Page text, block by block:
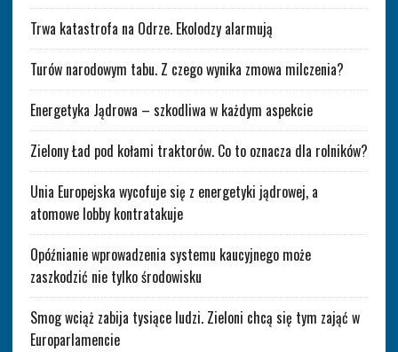
Trwa katastrofa na Odrze. Ekolodzy alarmują
Turów narodowym tabu. Z czego wynika zmowa milczenia?
Energetyka Jądrowa – szkodliwa w każdym aspekcie
Zielony Ład pod kołami traktorów. Co to oznacza dla rolników?
Unia Europejska wycofuje się z energetyki jądrowej, a
atomowe lobby kontratakuje
Opóźnianie wprowadzenia systemu kaucyjnego może
zaszkodzić nie tylko środowisku
Smog wciąż zabija tysiące ludzi. Zieloni chcą się tym zająć w
Europarlamencie